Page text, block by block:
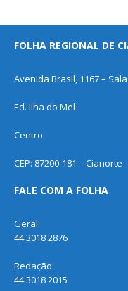
FOLHA REGIONAL DE
Avenida Brasil, 1167 –
Ed. Ilha do Mel
Centro
CEP: 87200-181 – Cianorte
FALE COM A FOLHA
Geral:
44 3018 2876
Redação:
44 3018 2015